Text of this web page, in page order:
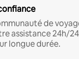
de
assistance 24h/24
longue durée.